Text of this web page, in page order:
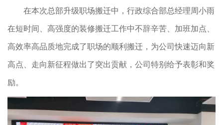
在本次总部升级职场搬迁中，行政综合部总经理周小雨
在短时间、高强度的装修搬迁工作中不辞辛苦、加班加点、
高效率高品质地完成了职场的顺利搬迁，为公司快速迈向新
高点、走向新征程做出了突出贡献，公司特别给予表彰和奖
励。